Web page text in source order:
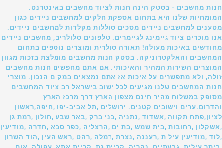
חנות מחשבים - בסטק הינה חנות לציוד מחשבים באינטרנט.
המומחיות שלנו היא בתחום אספקת חלקים למחשבים ניידים כגון
מטענים למחשבים ניידים מסכים סוללות מקלדות למחשבים ניידים.
אנו מוכרים ציוד גיימינג לגיימרים. טלפונים סלולרים, מחשבים ניידים
מחודשים באיכות מעולה! תאורה סולרית ומוצרים נוספים בתחום
המחשבים והאלקטרוניקה. בסטק חנות מחשבים מומלצת בזכות מגוון
המוצרים השירות המהיר והאיכותי. אם אתם מחפשים חנות מחשבים
זולה, ולא מתפשרים על איכות אז אתם נמצאים במקום הנכון. מוצרי
חנות המחשבים שלנו מגיעים לכל ישוב בישראל רב ציוד המחשבים
מסופק במשלוח מהיר חינם מצפון הארץ דרך מרכז הארץ
והדרום.ערים וישובים קטנים. ירושלים ,תל אביב-יפו ,חיפה,ראשון
לציון,פתח תקווה ,אשדוד ,נתניה ,בני ברק ,באר שבע ,חולון ,רמת גן
,אשקלון ,רחובות ,בית שמש ,בת ים ,הרצליה ,כפר סבא ,חדרה ,מודיעין
,לוד ,מודיעין עילית ,רעננה ,נצרת ,רמלה ,רהט ,ראש העין ,הוד השרון